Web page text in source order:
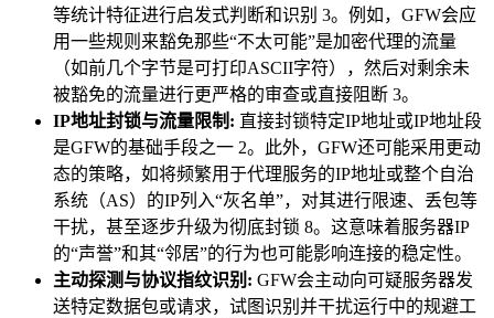
等统计特征进行启发式判断和识别 3。例如，GFW会应
用一些规则来豁免那些“不太可能”是加密代理的流量
（如前几个字节是可打印ASCII字符），然后对剩余未
被豁免的流量进行更严格的审查或直接阻断 3。
IP地址封锁与流量限制: 直接封锁特定IP地址或IP地址段
是GFW的基础手段之一 2。此外，GFW还可能采用更动
态的策略，如将频繁用于代理服务的IP地址或整个自治
系统（AS）的IP列入“灰名单”，对其进行限速、丢包等
干扰，甚至逐步升级为彻底封锁 8。这意味着服务器IP
的“声誉”和其“邻居”的行为也可能影响连接的稳定性。
主动探测与协议指纹识别: GFW会主动向可疑服务器发
送特定数据包或请求，试图识别并干扰运行中的规避工